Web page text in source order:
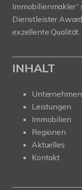
Immobilienmakler“
Dienstleister
exzellente Qualität.
INHALT
Unternehmen
Leistungen
Immobilien
Regionen
Aktuelles
Kontakt